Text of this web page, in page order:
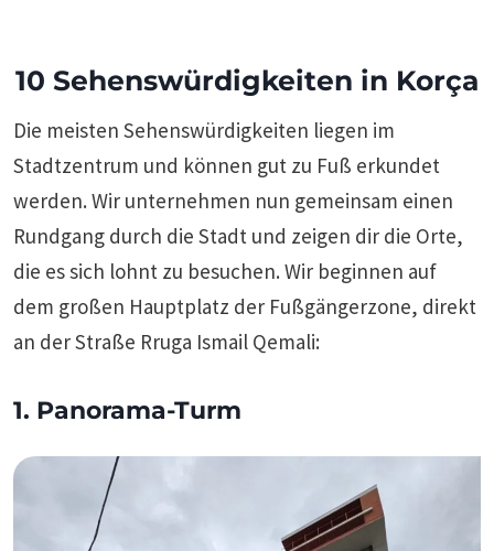
10 Sehenswürdigkeiten in Korça
Die meisten Sehenswürdigkeiten liegen im
Stadtzentrum und können gut zu Fuß erkundet
werden. Wir unternehmen nun gemeinsam einen
Rundgang durch die Stadt und zeigen dir die Orte,
die es sich lohnt zu besuchen. Wir beginnen auf
dem großen Hauptplatz der Fußgängerzone, direkt
an der Straße Rruga Ismail Qemali:
1. Panorama-Turm